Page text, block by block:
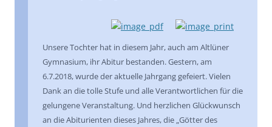
Unsere Tochter hat in diesem Jahr, auch am Altlüner
Gymnasium, ihr Abitur bestanden. Gestern, am
6.7.2018, wurde der aktuelle Jahrgang gefeiert. Vielen
Dank an die tolle Stufe und alle Verantwortlichen für die
gelungene Veranstaltung. Und herzlichen Glückwunsch
an die Abiturienten dieses Jahres, die „Götter des